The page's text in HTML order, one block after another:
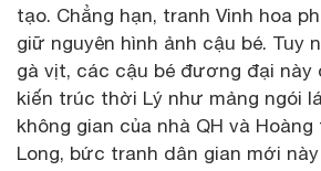
tạo. Chẳng hạn, tranh Vinh hoa
giữ nguyên hình ảnh cậu bé. Tuy
gà vịt, các cậu bé đương đại này
kiến trúc thời Lý như mảng ngói
không gian của nhà QH và
Long, bức tranh dân gian mới